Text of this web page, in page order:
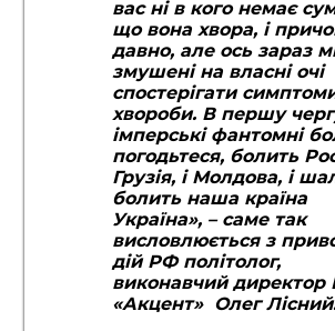
вас ні в кого немає
що вона хвора, і
давно, але ось зараз
змушені на власні очі
спостерігати симптоми
хвороби. В першу
імперські фантомні
погодьтеся, болить
Грузія, і Молдова, і
болить наша країна
Україна», – саме так
висловлюється з
дій РФ політолог,
виконавчий директор
«Акцент» Олег